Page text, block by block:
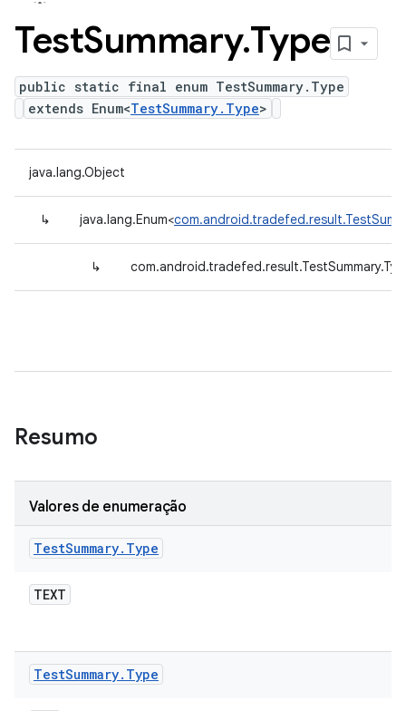
TestSummary.Type
public static final enum TestSummary.Type
extends Enum<TestSummary.Type>
java.lang.Object
↳ java.lang.Enum<
↳
Resumo
Valores de enumeração
TestSummary. Type
TEXT
TestSummary. Type